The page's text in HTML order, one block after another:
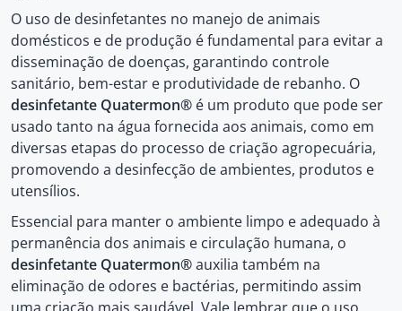
O uso de desinfetantes no manejo de animais
domésticos e de produção é fundamental para evitar a
disseminação de doenças, garantindo controle
sanitário, bem-estar e produtividade de rebanho. O
desinfetante Quatermon® é um produto que pode ser
usado tanto na água fornecida aos animais, como em
diversas etapas do processo de criação agropecuária,
promovendo a desinfecção de ambientes, produtos e
utensílios.
Essencial para manter o ambiente limpo e adequado à
permanência dos animais e circulação humana, o
desinfetante Quatermon®auxilia também na
eliminação de odores e bactérias, permitindo assim